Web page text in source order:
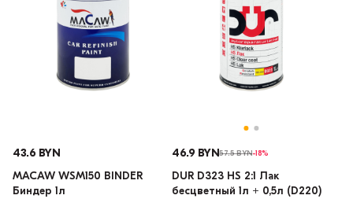
43.6 BYN
MACAW WSM150 BINDER
Биндер 1л
46.9 BYN57.5 BYN-18%
DUR D323 HS 2:1 Лак
бесцветный 1л + 0,5л (D220)